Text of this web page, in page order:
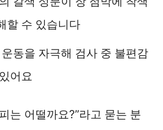
할 수 있습니다
동을 자극해 검사 중 불편감
어요
는 어떨까요?”라고 묻는 분